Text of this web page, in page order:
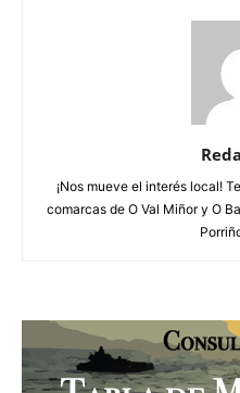
¡Nos mueve el interés local!
comarcas de O Val Miñor y O